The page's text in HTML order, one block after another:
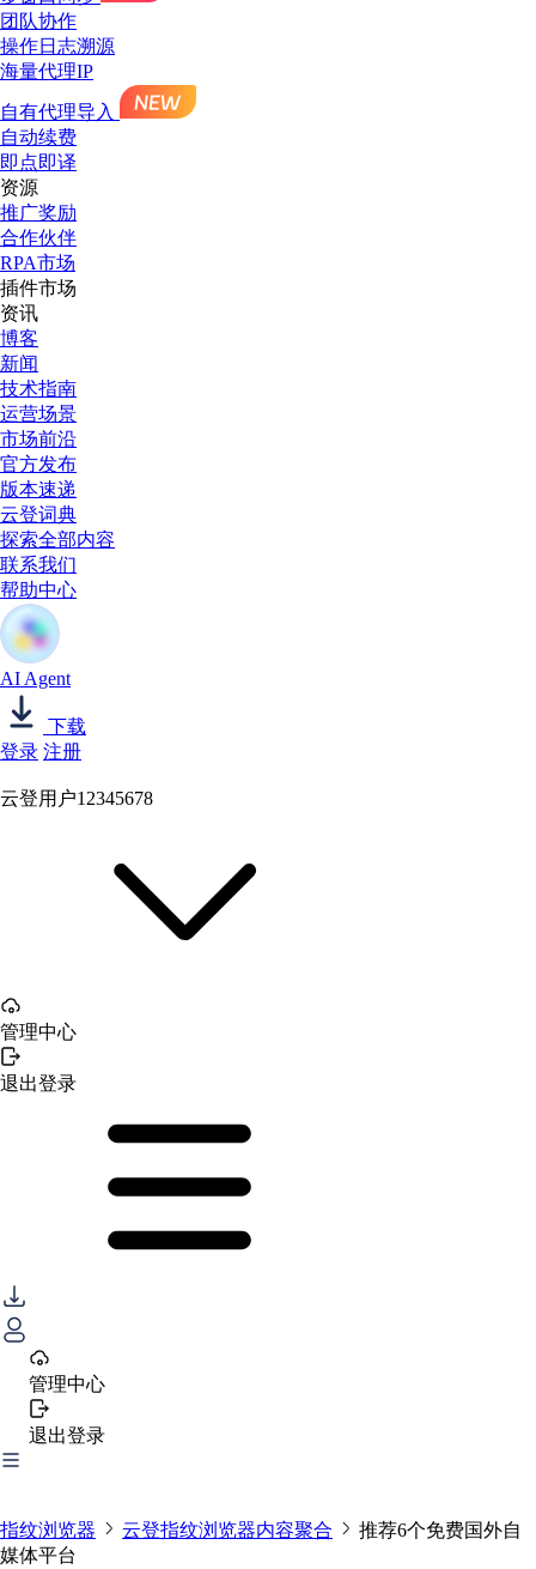
团队协作
操作日志溯源
海量代理IP
自有代理导入
自动续费
即点即译
资源
推广奖励
合作伙伴
RPA市场
插件市场
资讯
博客
新闻
技术指南
运营场景
市场前沿
官方发布
版本速递
云登词典
探索全部内容
联系我们
帮助中心
AI Agent
下载
登录 注册
云登用户12345678
管理中心
退出登录
管理中心
退出登录
指纹浏览器 云登指纹浏览器内容聚合
推荐6个免费国外自
媒体平台